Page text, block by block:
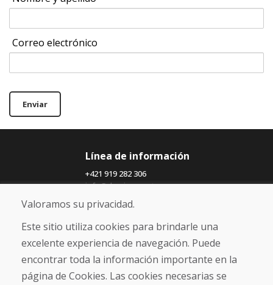
Correo electrónico
Enviar
Línea de información
+421 919 282 306
info@domivosport.es
Sobre nosotros
Comercio
Contacto
Valoramos su privacidad.
Este sitio utiliza cookies para brindarle una
excelente experiencia de navegación. Puede
encontrar toda la información importante en la
página de Cookies. Las cookies necesarias se